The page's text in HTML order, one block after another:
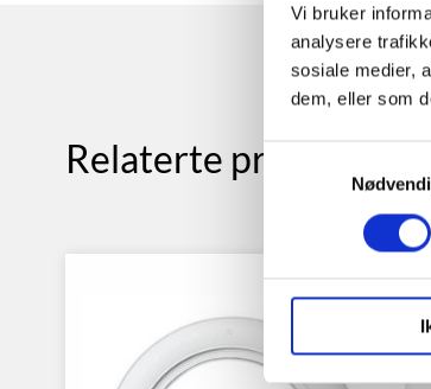
Vi bruker
analysere
sosiale medier,
dem, eller som
Samtykkevalg
Relaterte produkter